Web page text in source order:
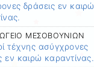
δράσεις εν καιρώ
ΜΕΣΟΒΟΥΝΙΩΝ
τέχνης ασύγχρονες
εν καιρώ καραντίνας.